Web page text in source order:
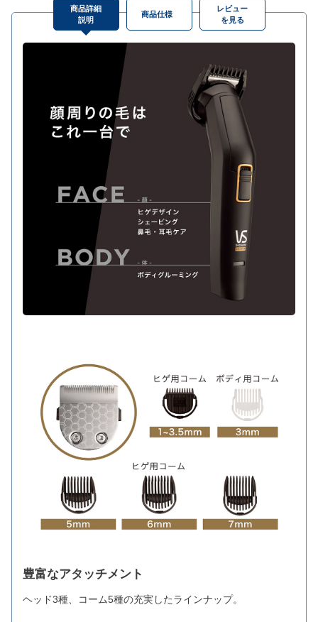
商品詳細
説明
豊富なアタッチメント
ヘッド3種、コーム5種の充実したラインナップ。
商品仕様
レビュー
を見る